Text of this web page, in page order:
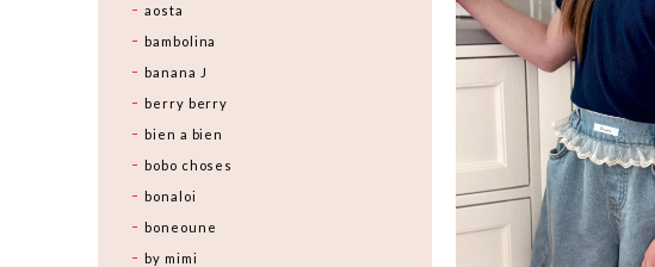
aosta
bambolina
banana J
berry berry
bien a bien
bobo choses
bonaloi
boneoune
by mimi